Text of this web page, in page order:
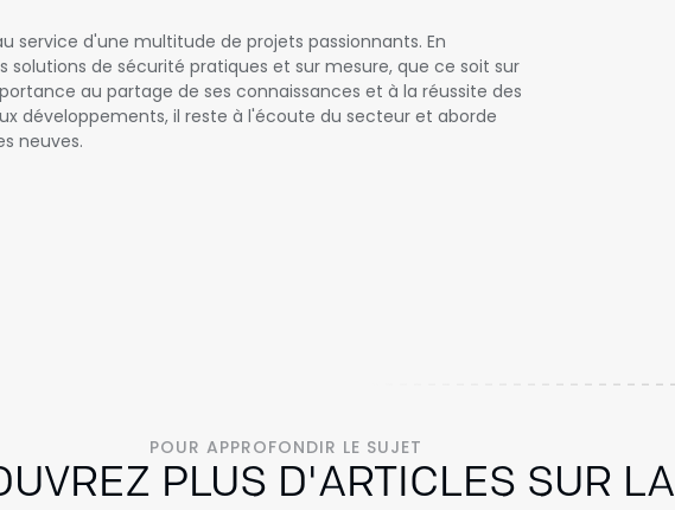
service d'une multitude de projets passionnants. En
solutions de sécurité pratiques et sur mesure, que ce soit sur
au partage de ses connaissances et à la réussite des
développements, il reste à l'écoute du secteur et aborde
neuves.
POUR APPROFONDIR LE SUJET
PLUS D'ARTICLES SUR LA